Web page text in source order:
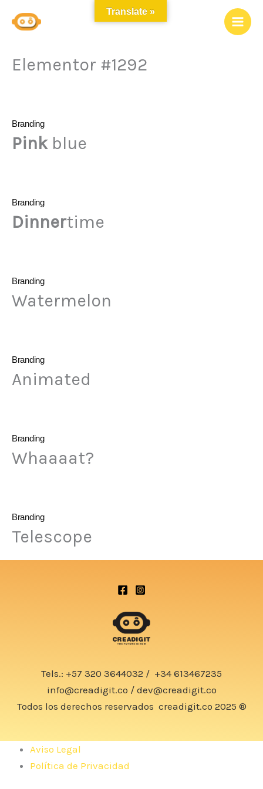
Elementor #1292
Branding
Pinkblue
Branding
Dinnertime
Branding
Watermelon
Branding
Animated
Branding
Whaaaat?
Branding
Telescope
Tels.: +57 320 3644032 / +34 613467235
info@creadigit.co / dev@creadigit.co
Todos los derechos reservados creadigit.co 2025 ®
Translate »
Aviso Legal
Política de Privacidad